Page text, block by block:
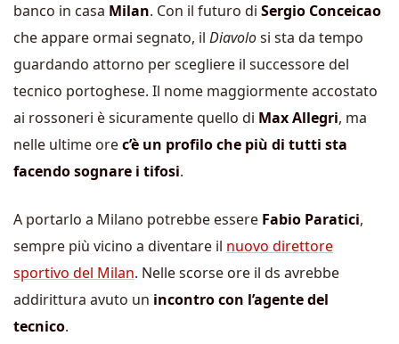
banco in casa Milan. Con il futuro di Sergio Conceicao
che appare ormai segnato, il Diavolosi sta da tempo
guardando attorno per scegliere il successore del
tecnico portoghese. Il nome maggiormente accostato
ai rossoneri è sicuramente quello di Max Allegri, ma
nelle ultime orec’è un profilo che più di tutti sta
facendo sognare i tifosi.
A portarlo a Milano potrebbe essere Fabio Paratici,
sempre più vicino a diventare il nuovo direttore
sportivo del Milan. Nelle scorse ore il ds avrebbe
addirittura avuto un incontro con l’agente del
tecnico.